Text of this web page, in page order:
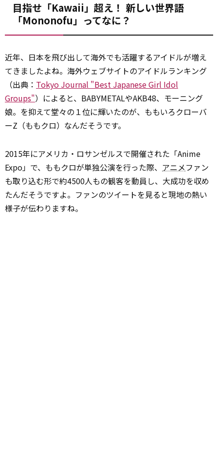
目指せ「Kawaii」超え！ 新しい世界語
「Mononofu」ってなに？
近年、日本を飛び出して海外でも活躍するアイドルが増え
てきましたよね。海外ウェブサイトのアイドルランキング
（出典： Tokyo Journal "Best Japanese Girl Idol
Groups"）によると、BABYMETALやAKB48、モーニング
娘。を抑えて堂々の１位に輝いたのが、ももいろクローバ
ーZ（ももクロ）なんだそうです。
2015年にアメリカ・ロサンゼルスで開催された「Anime
Expo」で、ももクロが単独公演を行った際、 アニメファン
も取り込む形で約4500人もの観客を動員し、大成功を収め
たんだそうですよ。ファンのツイートを見ると現地の熱い
様子が伝わりますね。